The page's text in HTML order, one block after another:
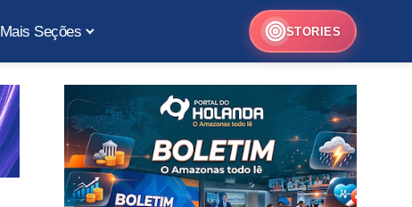
Mais Seções STORIES